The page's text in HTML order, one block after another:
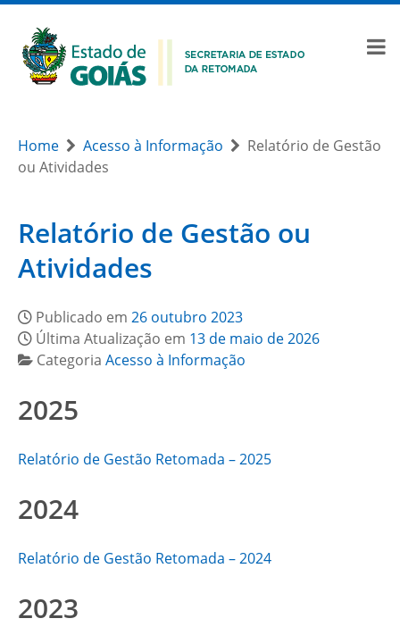
Home Acesso à Informação
Relatório de Gestão
ou Atividades
Relatório de Gestão ou
Atividades
Publicado em 26 outubro 2023
Última Atualização em 13 de maio de 2026
Categoria Acesso à Informação
2025
Relatório de Gestão Retomada – 2025
2024
Relatório de Gestão Retomada – 2024
2023